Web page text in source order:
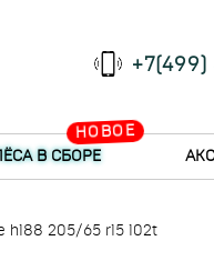
НОВОЕ
В СБОРЕ
205/65 r15 102t